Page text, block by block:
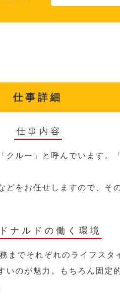
仕事詳細
仕事内容
ルー」と呼んでいます。
をお任せしますので、そ
ナルドの働く環境
までそれぞれのライフスタ
いのが魅力。もちろん固定